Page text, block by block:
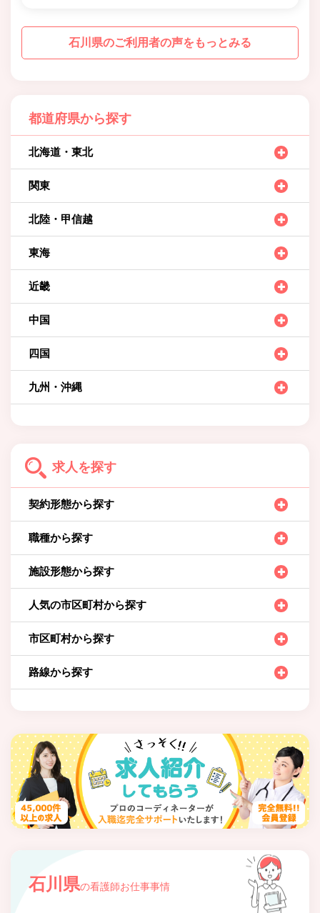
石川県のご利用者の声をもっとみる
都道府県から探す
北海道・東北
関東
北陸・甲信越
東海
近畿
中国
四国
九州・沖縄
求人を探す
契約形態から探す
職種から探す
施設形態から探す
人気の市区町村から探す
市区町村から探す
路線から探す
石川県の看護師お仕事事情